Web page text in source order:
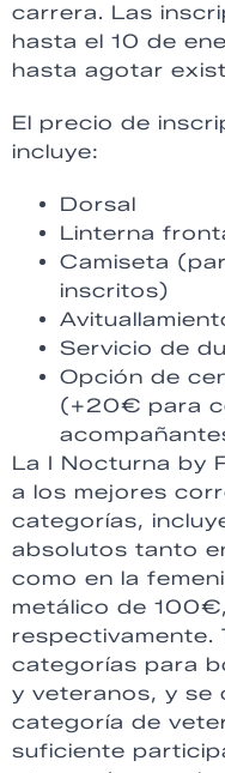
carrera. Las
hasta el 10 de
hasta agotar
El precio de
incluye:
Dorsal
Linterna
Camiseta
inscritos)
Servicio de
Opción de
(+20€ para
La I Nocturna by
a los mejores
categorías,
absolutos tanto
como en la
metálico de
respectivamente.
categorías para
y veteranos, y se
categoría de
suficiente